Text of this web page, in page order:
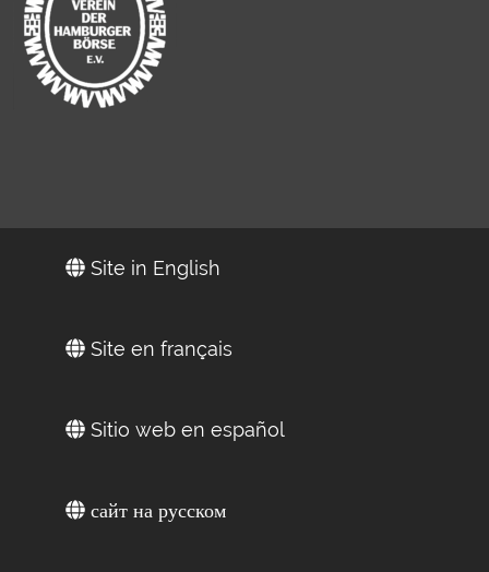
Site in English
Site en français
Sitio web en español
сайт на русском